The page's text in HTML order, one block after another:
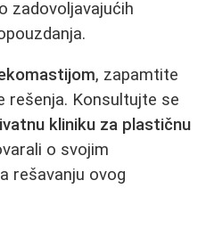
zadovoljavajućih
, zapamtite
rešenja. Konsultujte se
kliniku za plastičnu
o svojim
rešavanju ovog